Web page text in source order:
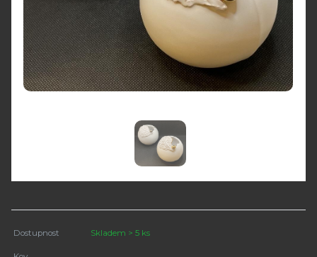
Dostupnost Skladem > 5 ks